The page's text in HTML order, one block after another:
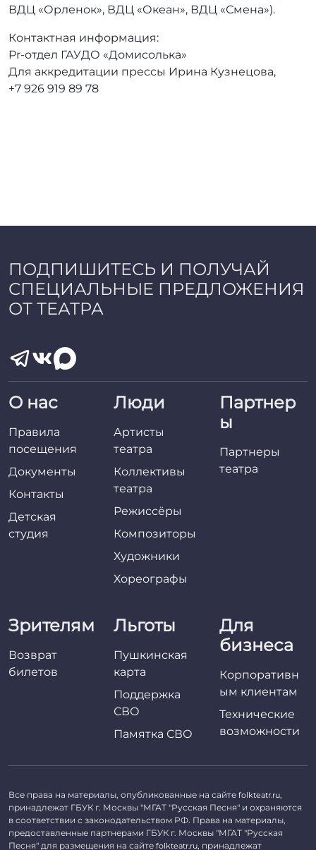
ВДЦ «Орленок», ВДЦ «Океан», ВДЦ «Смена»).
Контактная информация:
Pr-отдел ГАУДО «Домисолька»
Для аккредитации прессы Ирина Кузнецова,
+7 926 919 89 78
ПОДПИШИТЕСЬ И ПОЛУЧАЙ
СПЕЦИАЛЬНЫЕ ПРЕДЛОЖЕНИЯ
ОТ ТЕАТРА
О нас
Правила
посещения
Документы
Контакты
Детская
студия
Люди
Артисты
театра
Коллективы
театра
Режиссёры
Композиторы
Художники
Хореографы
Партнер
ы
Партнеры
театра
Зрителям
Возврат
билетов
Льготы
Пушкинская
карта
Поддержка
СВО
Памятка СВО
Для
бизнеса
Корпоративн
ым клиентам
Технические
возможности
Все права на материалы, опубликованные на сайте folkteatr.ru,
принадлежат ГБУК г. Москвы "МГАТ "Русская Песня" и охраняются
в соответствии с законодательством РФ. Права на материалы,
предоставленные партнерами ГБУК г. Москвы "МГАТ "Русская
Песня" для размещения на сайте folkteatr.ru, принадлежат